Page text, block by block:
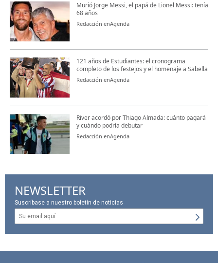
Murió Jorge Messi, el papá de Lionel Messi: tenía
68 años
Redacción enAgenda
121 años de Estudiantes: el cronograma
completo de los festejos y el homenaje a Sabella
Redacción enAgenda
River acordó por Thiago Almada: cuánto pagará
y cuándo podría debutar
Redacción enAgenda
NEWSLETTER
Suscríbase a nuestro boletín de noticias